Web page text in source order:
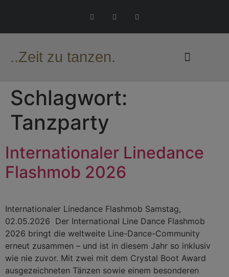
..Zeit zu tanzen.
Schlagwort:
Tanzparty
Internationaler Linedance
Flashmob 2026
Internationaler Linedance Flashmob Samstag,
02.05.2026 Der International Line Dance Flashmob
2026 bringt die weltweite Line-Dance-Community
erneut zusammen – und ist in diesem Jahr so inklusiv
wie nie zuvor. Mit zwei mit dem Crystal Boot Award
ausgezeichneten Tänzen sowie einem besonderen